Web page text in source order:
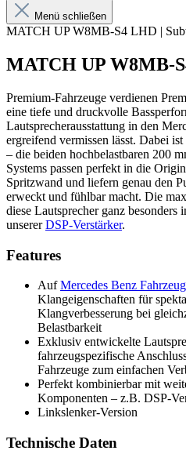
Menü schließen
MATCH UP W8MB-S4 LHD |
MATCH UP W8MB-
Premium-Fahrzeuge verdienen
eine tiefe und druckvolle
Lautsprecherausstattung in den
ergreifend vermissen lässt. Dabei
– die beiden hochbelastbaren 200
Systems passen perfekt in die
Spritzwand und liefern genau den
erweckt und fühlbar macht. Die
diese Lautsprecher ganz
unsererDSP-Verstärker.
Features
AufMercedes Benz
Klangeigenschaften für
Klangverbesserung bei
Belastbarkeit
Exklusiv entwickelte
fahrzeugspezifische
Fahrzeuge zum einfachen
Perfekt kombinierbar mit
Komponenten – z.B. DSP-
Linkslenker-Version
Technische Daten